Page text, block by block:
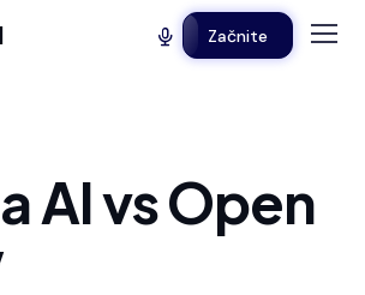
Začnite
AI vs Open